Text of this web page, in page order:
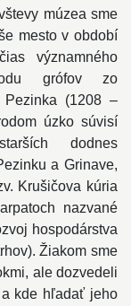
múzea sme
mesto v období
významného
grófov zo
(1208 –
úzko súvisí
dodnes
a Grinave,
Krušičova kúria
nazvané
hospodárstva
Žiakom sme
ale dozvedeli
kde hľadať jeho